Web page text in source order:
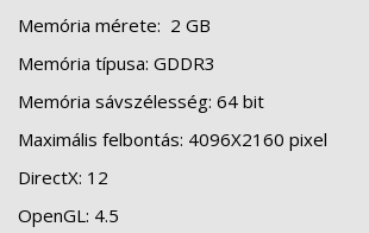
Memória mérete: 2 GB
Memória típusa: GDDR3
Memória sávszélesség: 64 bit
Maximális felbontás: 4096X2160 pixel
DirectX: 12
OpenGL: 4.5